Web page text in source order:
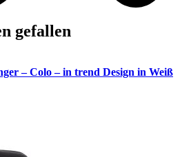
gefallen
– Colo – in trend Design in Weiß